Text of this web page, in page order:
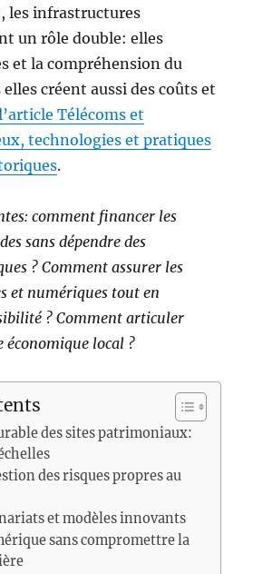
les infrastructures
un rôle double: elles
et la compréhension du
créent aussi des coûts et
Télécoms et
technologies et pratiques
.
comment financer les
sans dépendre des
? Comment assurer les
et numériques tout en
? Comment articuler
économique local ?
des sites patrimoniaux:
des risques propres au
et modèles innovants
sans compromettre la